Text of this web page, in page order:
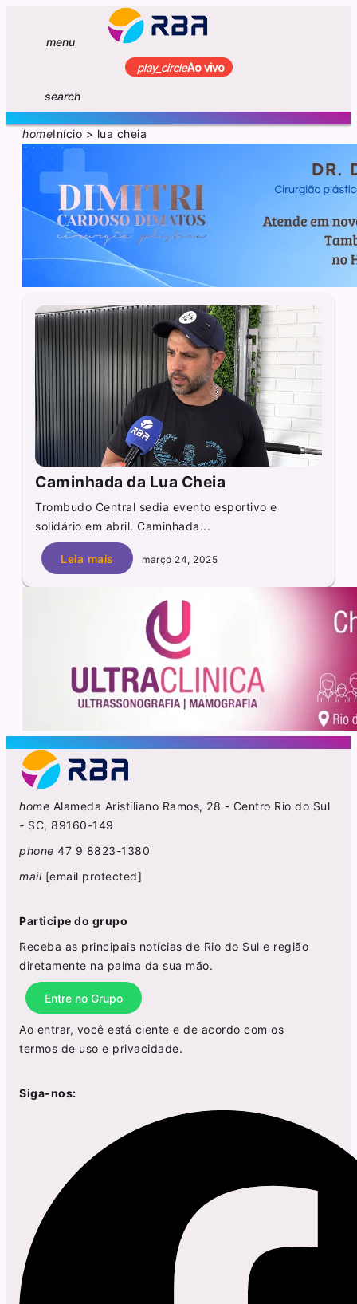
menu
play_circleAo vivo
search
homeInício > lua cheia
Caminhada da Lua Cheia
Trombudo Central sedia evento esportivo e
solidário em abril. Caminhada...
Leia mais março 24, 2025
home Alameda Aristiliano Ramos, 28 - Centro Rio do Sul
- SC, 89160-149
phone 47 9 8823-1380
mail [email protected]
Participe do grupo
Receba as principais notícias de Rio do Sul e região
diretamente na palma da sua mão.
Entre no Grupo
Ao entrar, você está ciente e de acordo com os
termos de uso e privacidade.
Siga-nos: